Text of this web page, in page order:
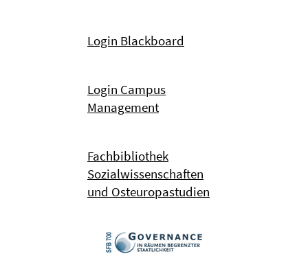
Login Blackboard
Login Campus
Management
Fachbibliothek
Sozialwissenschaften
und Osteuropastudien